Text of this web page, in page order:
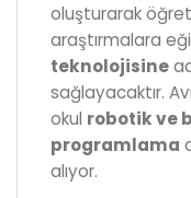
oluşturarak
araştırmalara
teknolojisine
sağlayacaktır.
okul robotik ve
programlama
alıyor.